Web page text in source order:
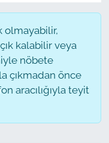
olmayabilir,
kalabilir veya
nöbete
çıkmadan önce
aracılığıyla teyit